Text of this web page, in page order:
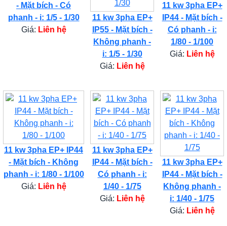
- Mặt bích - Có
phanh - i: 1/5 - 1/30
Giá: Liên hệ
11 kw 3pha EP+
IP55 - Mặt bích -
Không phanh -
i: 1/5 - 1/30
Giá: Liên hệ
11 kw 3pha EP+
IP44 - Mặt bích -
Có phanh - i:
1/80 - 1/100
Giá: Liên hệ
11 kw 3pha EP+ IP44
- Mặt bích - Không
phanh - i: 1/80 - 1/100
Giá: Liên hệ
11 kw 3pha EP+
IP44 - Mặt bích -
Có phanh - i:
1/40 - 1/75
Giá: Liên hệ
11 kw 3pha EP+
IP44 - Mặt bích -
Không phanh -
i: 1/40 - 1/75
Giá: Liên hệ